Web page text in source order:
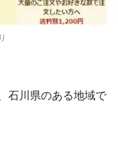
石川県のある地域で